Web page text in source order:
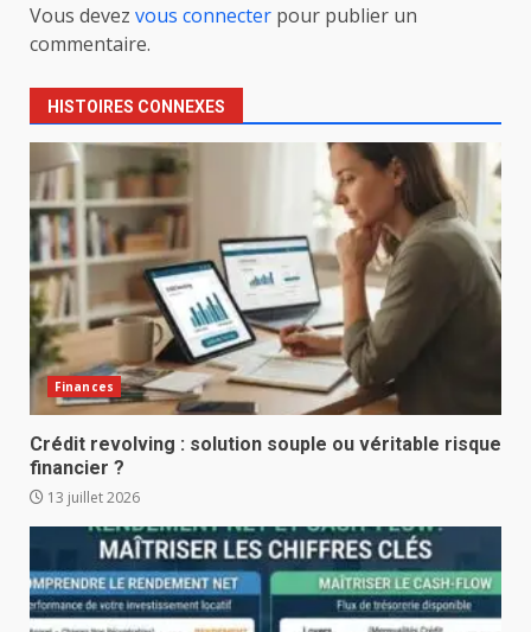
Vous devez vous connecter pour publier un
commentaire.
HISTOIRES CONNEXES
Finances
Crédit revolving : solution souple ou véritable risque
financier ?
13 juillet 2026